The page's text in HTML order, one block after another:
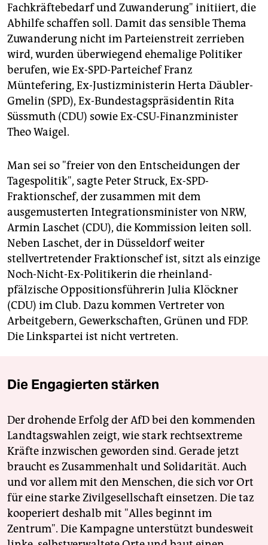
Fachkräftebedarf und Zuwanderung" initiiert, die
Abhilfe schaffen soll. Damit das sensible Thema
Zuwanderung nicht im Parteienstreit zerrieben
wird, wurden überwiegend ehemalige Politiker
berufen, wie Ex-SPD-Parteichef Franz
Müntefering, Ex-Justizministerin Herta Däubler-
Gmelin (SPD), Ex-Bundestagspräsidentin Rita
Süssmuth (CDU) sowie Ex-CSU-Finanzminister
Theo Waigel.
Man sei so "freier von den Entscheidungen der
Tagespolitik", sagte Peter Struck, Ex-SPD-
Fraktionschef, der zusammen mit dem
ausgemusterten Integrationsminister von NRW,
Armin Laschet (CDU), die Kommission leiten soll.
Neben Laschet, der in Düsseldorf weiter
stellvertretender Fraktionschef ist, sitzt als einzige
Noch-Nicht-Ex-Politikerin die rheinland-
pfälzische Oppositionsführerin Julia Klöckner
(CDU) im Club. Dazu kommen Vertreter von
Arbeitgebern, Gewerkschaften, Grünen und FDP.
Die Linkspartei ist nicht vertreten.
Die Engagierten stärken
Der drohende Erfolg der AfD bei den kommenden
Landtagswahlen zeigt, wie stark rechtsextreme
Kräfte inzwischen geworden sind. Gerade jetzt
braucht es Zusammenhalt und Solidarität. Auch
und vor allem mit den Menschen, die sich vor Ort
für eine starke Zivilgesellschaft einsetzen. Die taz
kooperiert deshalb mit "Alles beginnt im
Zentrum". Die Kampagne unterstützt bundesweit